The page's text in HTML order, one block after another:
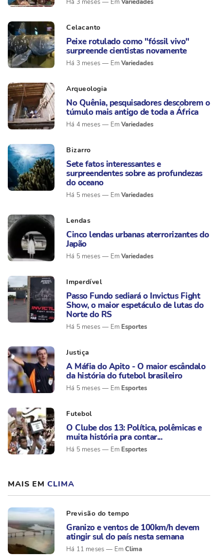
Há 3 meses
Celacanto
Peixe rotulado como "fóssil vivo"
surpreende cientistas novamente
Há 3 meses Variedades
Arqueologia
No Quênia, pesquisadores descobrem o
túmulo mais antigo de toda a África
Há 4 meses Variedades
Bizarro
Sete fatos interessantes e
surpreendentes sobre as profundezas
do oceano
Há 5 meses Variedades
Lendas
Cinco lendas urbanas aterrorizantes do
Japão
Há 5 meses Variedades
Imperdível
Passo Fundo sediará o Invictus Fight
Show, o maior espetáculo de lutas do
Norte do RS
Há 5 meses Esportes
Justiça
A Máfia do Apito - O maior escândalo
da história do futebol brasileiro
Há 5 meses Esportes
Futebol
O Clube dos 13: Política, polêmicas e
muita história pra contar...
Há 5 meses Esportes
MAIS EM CLIMA
Previsão do tempo
Granizo e ventos de 100km/h devem
atingir sul do país nesta semana
Há 11 meses Clima